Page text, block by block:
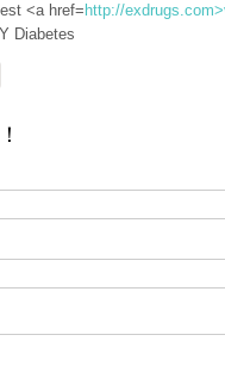
<a href= http://
Diabetes